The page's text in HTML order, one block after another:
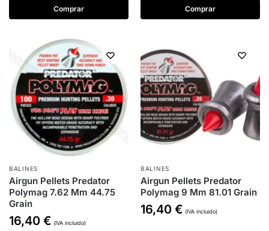
Comprar Comprar
BALINES
Airgun Pellets Predator
Polymag 7.62 Mm 44.75
Grain
16,40 € (IVA incluido)
BALINES
Airgun Pellets Predator
Polymag 9 Mm 81.01 Grain
16,40 € (IVA incluido)